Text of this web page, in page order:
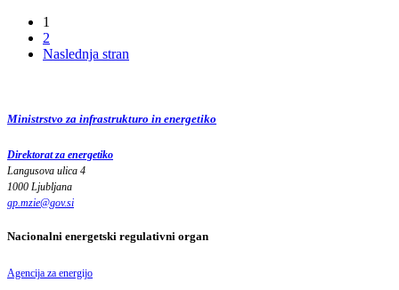
1
2
Naslednja stran
Ministrstvo za infrastrukturo in energetiko
Direktorat za energetiko
Langusova ulica 4
1000 Ljubljana
gp.mzie@gov.si
Nacionalni energetski regulativni organ
Agencija za energijo